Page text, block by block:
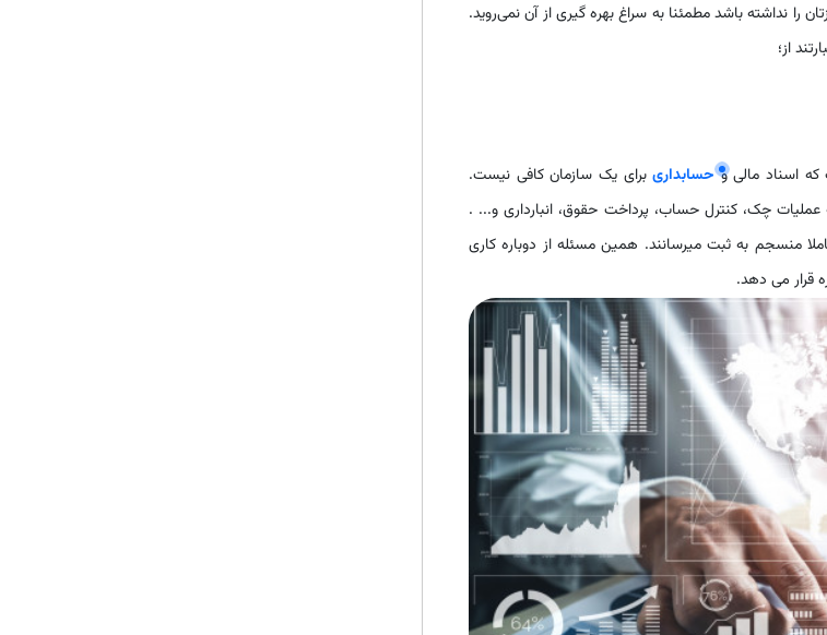
را نداشته باشد مطمئنا به سراغ بهره گیری از آن نمی‌روید.
از؛
اسناد مالی وحسابداریبرای یک سازمان کافی نیست.
چک، کنترل حساب، پرداخت حقوق، انبارداری و... .
منسجم به ثبت میرسانند. همین مسئله از دوباره کاری
قرار می دهد.